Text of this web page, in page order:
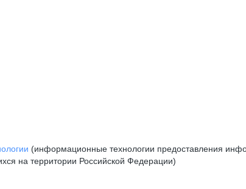
(информационные технологии предоставления
на территории Российской Федерации)